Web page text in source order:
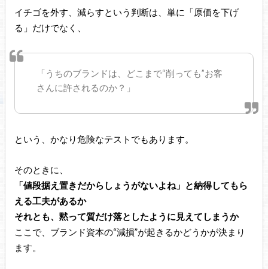
イチゴを外す、減らすという判断は、単に「原価を下げ
る」だけでなく、
「うちのブランドは、どこまで“削っても”お客
さんに許されるのか？」
という、かなり危険なテストでもあります。
そのときに、
「値段据え置きだからしょうがないよね」と納得してもら
える工夫があるか
それとも、黙って質だけ落としたように見えてしまうか
ここで、ブランド資本の“減損”が起きるかどうかが決まり
ます。